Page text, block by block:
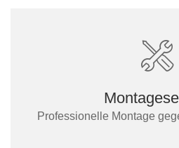
Professionelle Montage